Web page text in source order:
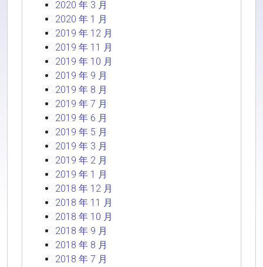
2020 年 3 月
2020 年 1 月
2019 年 12 月
2019 年 11 月
2019 年 10 月
2019 年 9 月
2019 年 8 月
2019 年 7 月
2019 年 6 月
2019 年 5 月
2019 年 3 月
2019 年 2 月
2019 年 1 月
2018 年 12 月
2018 年 11 月
2018 年 10 月
2018 年 9 月
2018 年 8 月
2018 年 7 月